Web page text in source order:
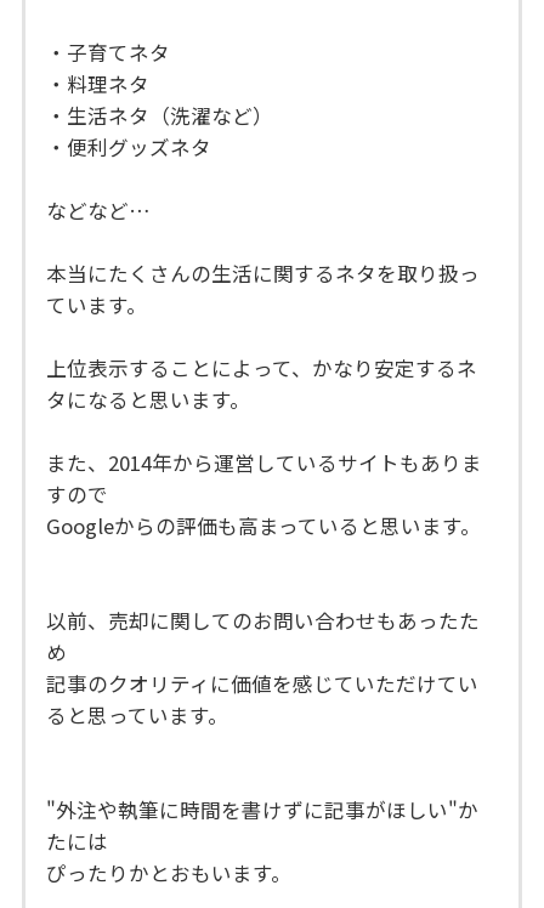
・子育てネタ
・料理ネタ
・生活ネタ（洗濯など）
・便利グッズネタ
などなど…
本当にたくさんの生活に関するネタを取り扱っ
ています。
上位表示することによって、かなり安定するネ
タになると思います。
また、2014年から運営しているサイトもありま
すので
Googleからの評価も高まっていると思います。
以前、売却に関してのお問い合わせもあったた
め
記事のクオリティに価値を感じていただけてい
ると思っています。
"外注や執筆に時間を書けずに記事がほしい"か
たには
ぴったりかとおもいます。